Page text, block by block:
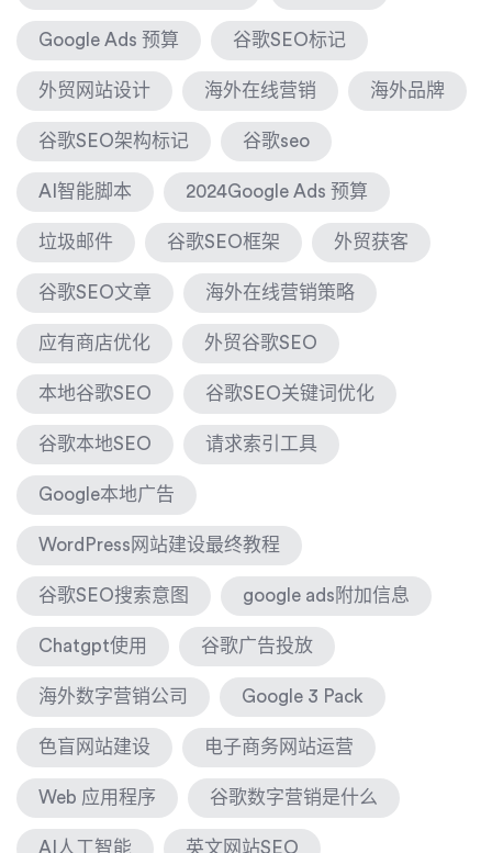
Google Ads 预算 谷歌SEO标记
外贸网站设计 海外在线营销 海外品牌
谷歌SEO架构标记 谷歌seo
AI智能脚本 2024Google Ads 预算
垃圾邮件 谷歌SEO框架 外贸获客
谷歌SEO文章 海外在线营销策略
应有商店优化 外贸谷歌SEO
本地谷歌SEO 谷歌SEO关键词优化
谷歌本地SEO 请求索引工具
Google本地广告
WordPress网站建设最终教程
谷歌SEO搜索意图 google ads附加信息
Chatgpt使用 谷歌广告投放
海外数字营销公司 Google 3 Pack
色盲网站建设 电子商务网站运营
Web 应用程序 谷歌数字营销是什么
AI人工智能 英文网站SEO